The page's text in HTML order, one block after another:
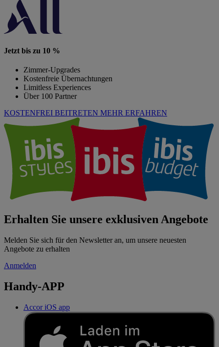
Jetzt bis zu 10 %
Zimmer-Upgrades
Kostenfreie Übernachtungen
Limitless Experiences
Über 100 Partner
KOSTENFREI BEITRETEN MEHR ERFAHREN
Erhalten Sie unsere exklusiven Angebote
Melden Sie sich für den Newsletter an, um unsere neuesten
Angebote zu erhalten
Anmelden
Handy-APP
Accor iOS app